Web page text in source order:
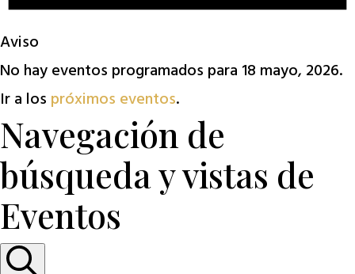
Aviso
No hay eventos programados para 18 mayo, 2026.
Ir a los próximos eventos.
Navegación de
búsqueda y vistas de
Eventos